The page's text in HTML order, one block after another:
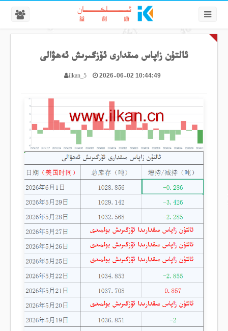
ئالتۇن زاپاس مىقدارى ئۆزگىرىش ئەھۋالى
ilkan_5 2026-06-02 10:44:49